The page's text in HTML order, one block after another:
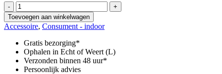
-
WV
microvezel-
wisover...
Outdoor
aantal
+
Toevoegen aan winkelwagen
Accessoire, Consument - indoor
Gratis bezorging*
Ophalen in Echt of Weert (L)
Verzonden binnen 48 uur*
Persoonlijk advies